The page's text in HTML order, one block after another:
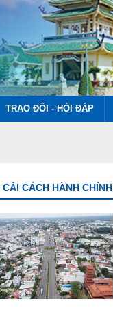
TRAO ĐỔI - HỎI ĐÁP
CẢI CÁCH HÀNH CHÍNH